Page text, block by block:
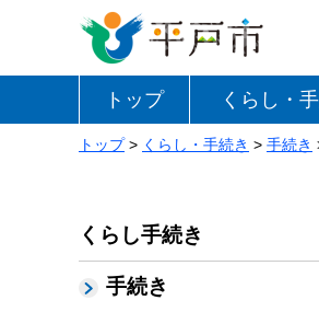
トップ くらし・
トップ> くらし・手続き > 手続き
くらし手続き
手続き